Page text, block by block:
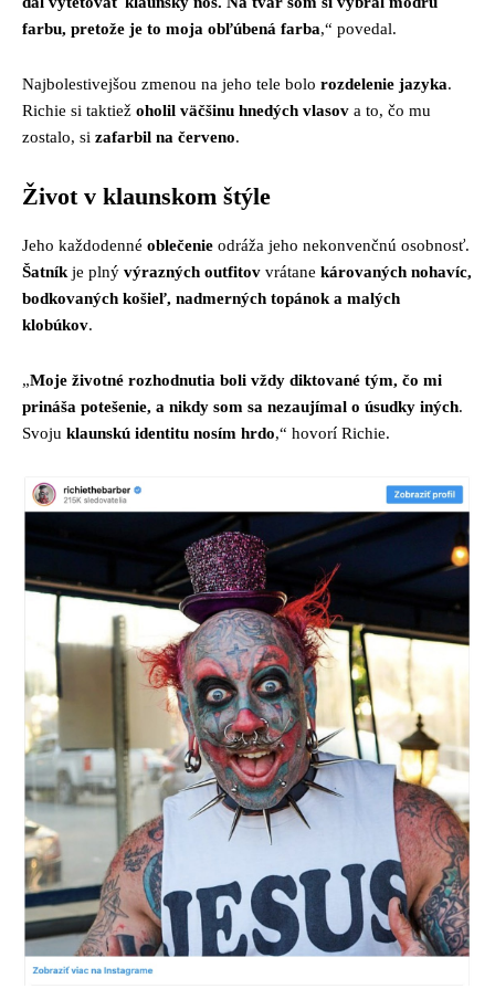
farbu, pretože je to moja obľúbená farba,“ povedal.
Najbolestivejšou zmenou na jeho tele bolo rozdelenie jazyka.
Richie si taktiež oholil väčšinu hnedých vlasov a to, čo mu
zostalo, si zafarbil na červeno.
Život v klaunskom štýle
Jeho každodenné oblečenie odráža jeho nekonvenčnú osobnosť.
Šatník je plný výrazných outfitov vrátane károvaných nohavíc,
bodkovaných košieľ, nadmerných topánok a malých
klobúkov.
„Moje životné rozhodnutia boli vždy diktované tým, čo mi
prináša potešenie, a nikdy som sa nezaujímal o úsudky iných.
Svoju klaunskú identitu nosím hrdo,“ hovorí Richie.